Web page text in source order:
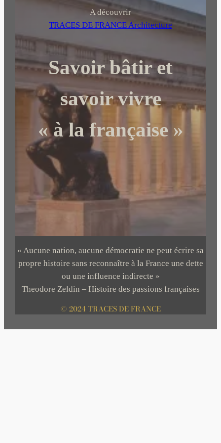
r
c
h
r
A découvrir
TRACES DE FRANCE Architecture
Savoir bâtir et
savoir vivre
« à la française »
« Aucune nation, aucune démocratie ne peut écrire sa
propre histoire sans reconnaître à la France une dette
ou une influence indirecte »
Theodore Zeldin – Histoire des passions françaises
© 2024 TRACES DE FRANCE